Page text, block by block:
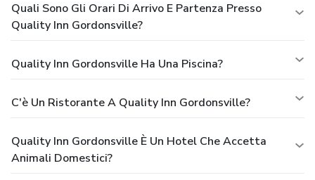
Quali Sono Gli Orari Di Arrivo E Partenza Presso
Quality Inn Gordonsville?
Quality Inn Gordonsville Ha Una Piscina?
C'è Un Ristorante A Quality Inn Gordonsville?
Quality Inn Gordonsville È Un Hotel Che Accetta
Animali Domestici?